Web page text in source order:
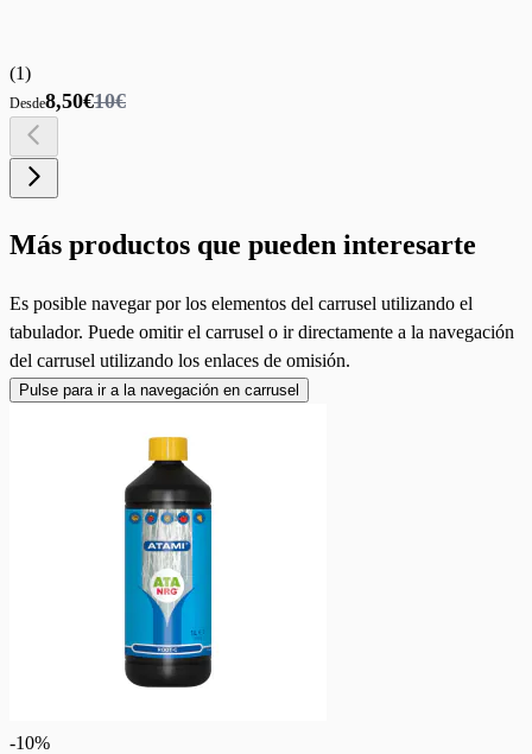
(1)
Desde8,50€10€
Más productos que pueden interesarte
Es posible navegar por los elementos del carrusel utilizando el
tabulador. Puede omitir el carrusel o ir directamente a la navegación
del carrusel utilizando los enlaces de omisión.
Pulse para ir a la navegación en carrusel
-10%